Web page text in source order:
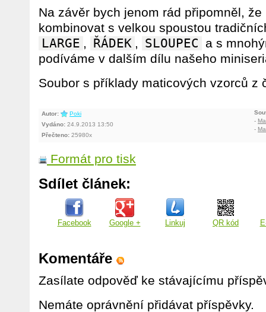
Na závěr bych jenom rád připomněl,
kombinovat s velkou spoustou
LARGE , ŘÁDEK , SLOUPEC
a s
podíváme v dalším dílu našeho
Soubor s příklady maticových vzorců z
Autor:
Poki
Vydáno: 24.9.2013 13:50
Přečteno: 25980x
-
-
Formát pro tisk
Sdílet článek:
Facebook Google + Linkuj QR kód
Komentáře
Zasílate odpověď ke stávajícímu
Nemáte oprávnění přidávat příspěvky.